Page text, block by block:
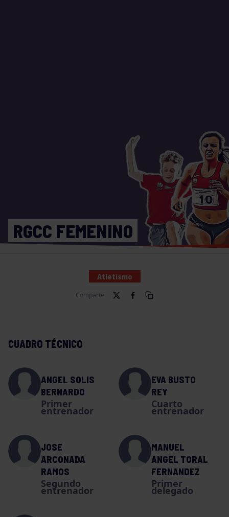
RGCC FEMENINO
Atletismo
Comparte
CUADRO TÉCNICO
ANGEL SOLIS
BERNARDO
Primer
entrenador
EVA BUSTO
REY
Cuarto
entrenador
JOSE
ARCONADA
RAMOS
Segundo
entrenador
MANUEL
ANGEL TORAL
FERNANDEZ
Primer
delegado